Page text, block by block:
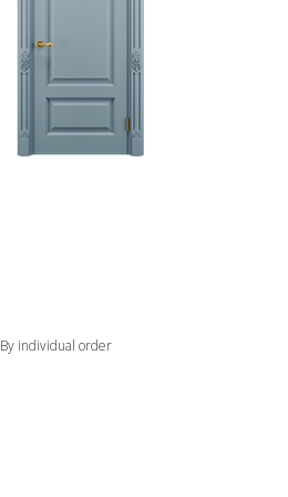
By individual order